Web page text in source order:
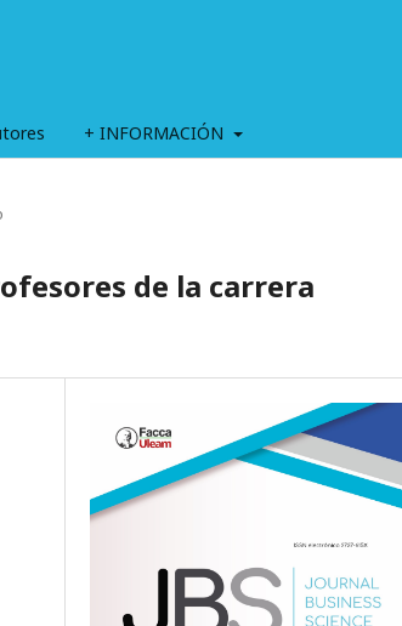
+ INFORMACIÓN
de la carrera